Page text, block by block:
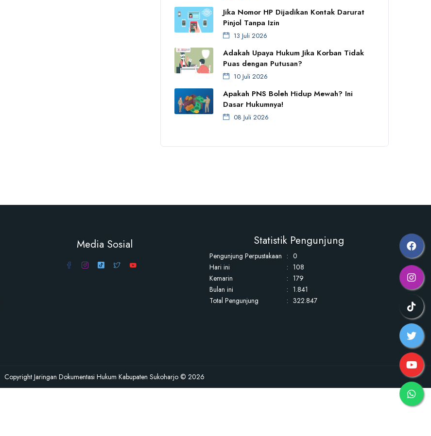
Jika Nomor HP Dijadikan Kontak Darurat
Pinjol Tanpa Izin
13 Juli 2026
Adakah Upaya Hukum Jika Korban Tidak
Puas dengan Putusan?
10 Juli 2026
Apakah PNS Boleh Hidup Mewah? Ini
Dasar Hukumnya!
08 Juli 2026
Media Sosial Statistik Pengunjung
Pengunjung Perpustakaan : 0
Hari ini
: 108
Kemarin
: 179
Bulan ini
: 1.841
Total Pengunjung
: 322.847
Copyright Jaringan Dokumentasi Hukum Kabupaten Sukoharjo © 2026